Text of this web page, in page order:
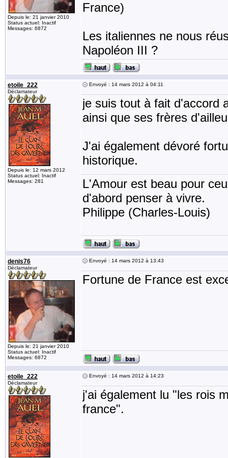
Depuis le: 21 janvier 2010
Status actuel: Inactif
Messages: 6872
France)
Les italiennes ne nous
Napoléon III ?
etoile_222
Déclamateur
Depuis le: 12 mars 2012
Status actuel: Inactif
Messages: 281
Envoyé : 14 mars 2012 à 04:11
je suis tout à fait d'accord
ainsi que ses frères
J'ai également dévoré
historique.
L'Amour est beau pour
d'abord penser à vivre.
Philippe (Charles-Louis)
denis76
Déclamateur
Depuis le: 21 janvier 2010
Status actuel: Inactif
Messages: 6872
Envoyé : 14 mars 2012 à 13:43
Fortune de France est
etoile_222
Déclamateur
Envoyé : 14 mars 2012 à 14:23
j'ai également lu "les rois
france".